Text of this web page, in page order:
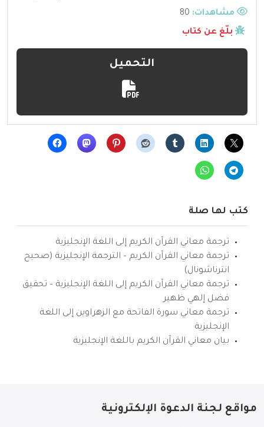
مشاهدات:
بلّغ عن كتاب
التحميل
كتب لها صلة
ترجمة معاني القرآن الكريم إلى اللغة الإنجليزية
ترجمة معاني القرآن الكريم – الترجمة الإنجليزية (صحيح
انترناشونال)
ترجمة معاني القرآن الكريم إلى اللغة الإنجليزية – تحقيق
فضل إلهي ظهير
ترجمة معاني سورة الفاتحة مع الزهراوين إلى اللغة
الإنجليزية
بيان معاني القرآن الكريم باللغة الإنجليزية
مواقع لجنة الدعوة الإلكترونية